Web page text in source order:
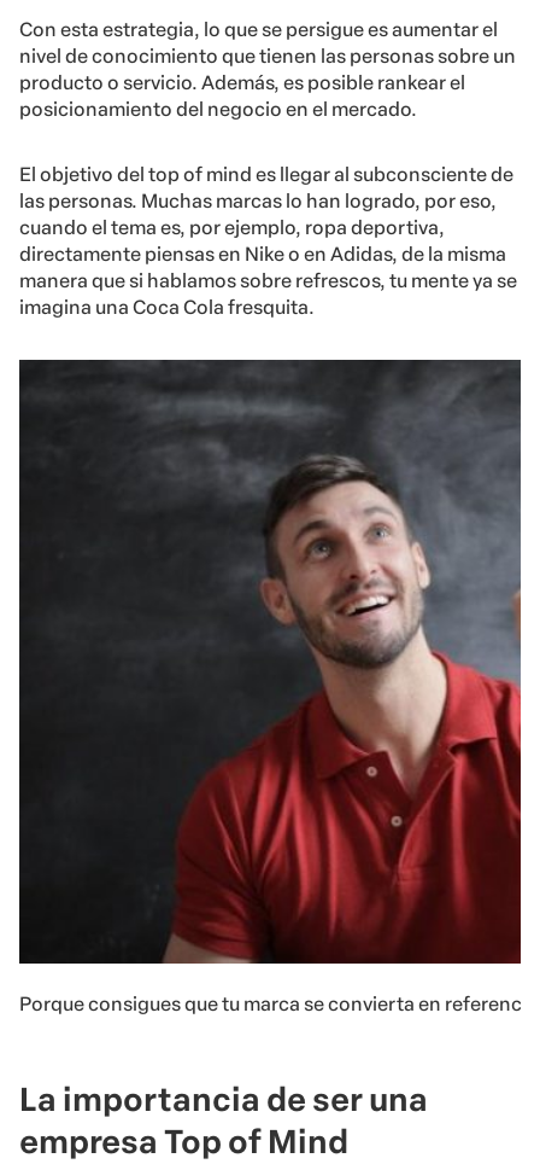
Con esta estrategia, lo que se persigue es aumentar el
nivel de conocimiento que tienen las personas sobre un
producto o servicio. Además, es posible rankear el
posicionamiento del negocio en el mercado.
El objetivo del top of mind es llegar al subconsciente de
las personas. Muchas marcas lo han logrado, por eso,
cuando el tema es, por ejemplo, ropa deportiva,
directamente piensas en Nike o en Adidas, de la misma
manera que si hablamos sobre refrescos, tu mente ya se
imagina una Coca Cola fresquita.
Porque consigues que tu marca se convierta en
La importancia de ser una
empresa Top of Mind